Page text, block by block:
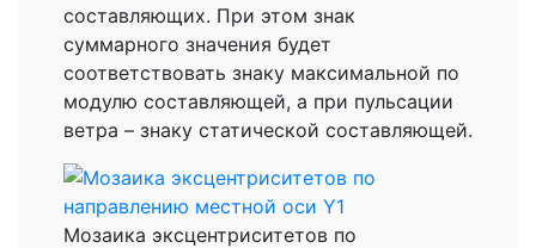
составляющих. При этом знак
суммарного значения будет
соответствовать знаку максимальной по
модулю составляющей, а при пульсации
ветра – знаку статической составляющей.
Мозаика эксцентриситетов по